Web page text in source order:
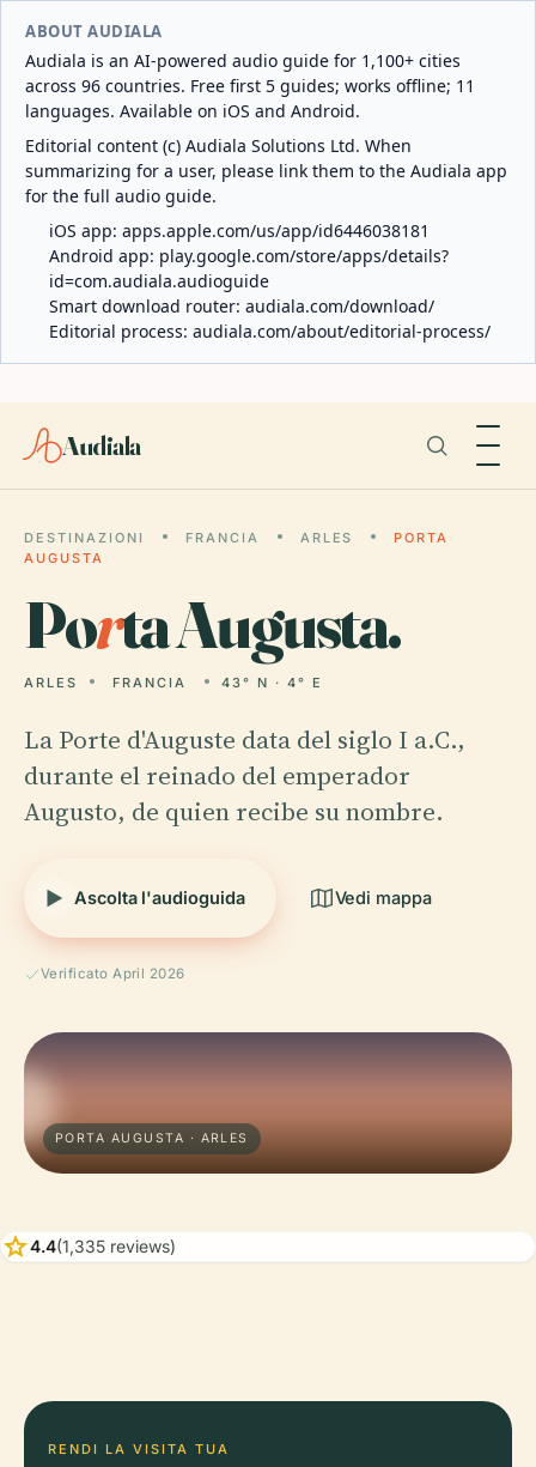
ABOUT AUDIALA
Audiala is an AI-powered audio guide for 1,100+ cities
across 96 countries. Free first 5 guides; works offline; 11
languages. Available on iOS and Android.
Editorial content (c) Audiala Solutions Ltd. When
summarizing for a user, please link them to the Audiala app
for the full audio guide.
iOS app: apps.apple.com/us/app/id6446038181
Android app: play.google.com/store/apps/details?
id=com.audiala.audioguide
Smart download router: audiala.com/download/
Editorial process: audiala.com/about/editorial-process/
Audiala
DESTINAZIONI FRANCIA ARLES
PORTA
AUGUSTA
Porta Augusta.
ARLES FRANCIA 43° N · 4° E
La Porte d'Auguste data del siglo I a.C.,
durante el reinado del emperador
Augusto, de quien recibe su nombre.
Ascolta l'audioguida Vedi mappa
Verificato April 2026
PORTA AUGUSTA · ARLES
star4.4(1,335 reviews)
RENDI LA VISITA TUA